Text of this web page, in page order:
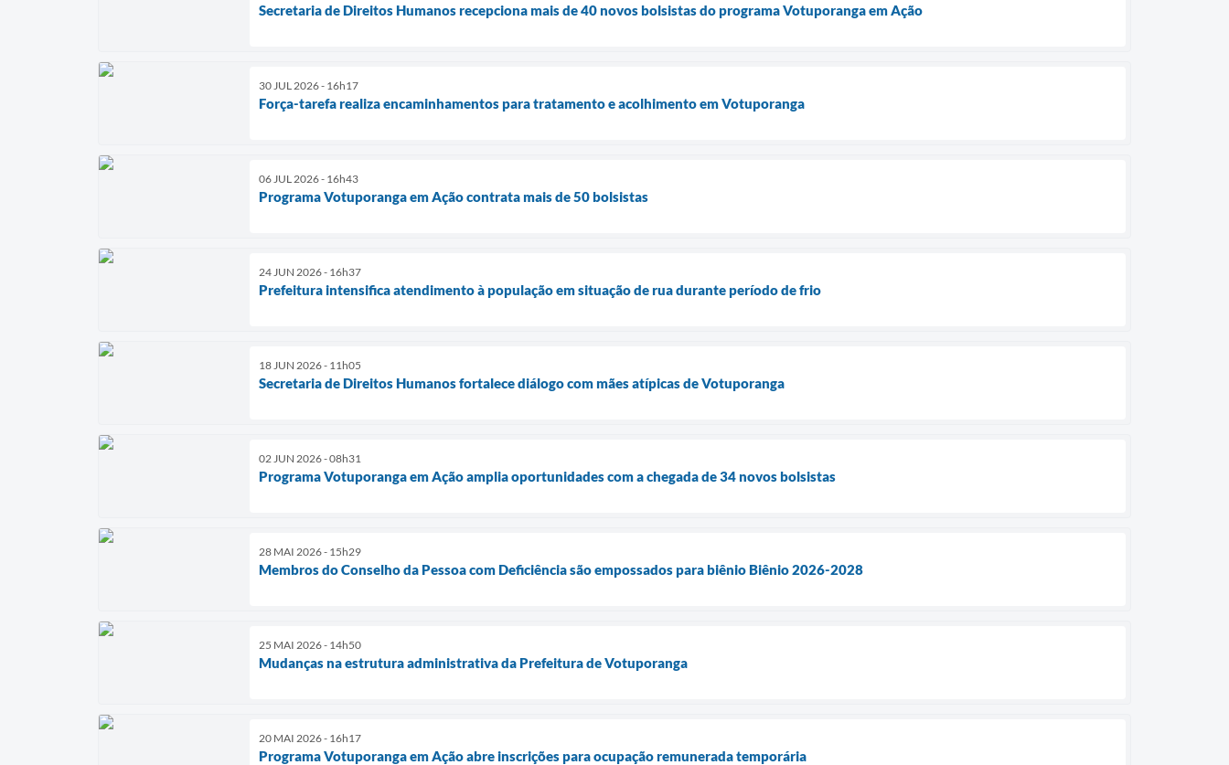
Secretaria de Direitos Humanos recepciona mais de 40 novos bolsistas do programa Votuporanga em Ação
30 JUL 2026 - 16h17
Força-tarefa realiza encaminhamentos para tratamento e acolhimento em Votuporanga
06 JUL 2026 - 16h43
Programa Votuporanga em Ação contrata mais de 50 bolsistas
24 JUN 2026 - 16h37
Prefeitura intensifica atendimento à população em situação de rua durante período de frio
18 JUN 2026 - 11h05
Secretaria de Direitos Humanos fortalece diálogo com mães atípicas de Votuporanga
02 JUN 2026 - 08h31
Programa Votuporanga em Ação amplia oportunidades com a chegada de 34 novos bolsistas
28 MAI 2026 - 15h29
Membros do Conselho da Pessoa com Deficiência são empossados para biênio Biênio 2026-2028
25 MAI 2026 - 14h50
Mudanças na estrutura administrativa da Prefeitura de Votuporanga
20 MAI 2026 - 16h17
Programa Votuporanga em Ação abre inscrições para ocupação remunerada temporária